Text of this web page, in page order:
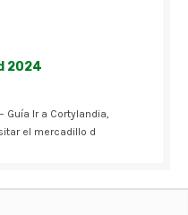
2024
Guía Ir a Cortylandia,
el mercadillo d